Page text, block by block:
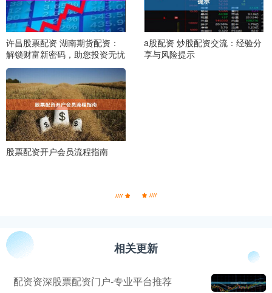
许昌股票配资 湖南期货配资：
解锁财富新密码，助您投资无忧
a股配资 炒股配资交流：经验分
享与风险提示
股票配资开户会员流程指南
相关更新
配资资深股票配资门户-专业平台推荐